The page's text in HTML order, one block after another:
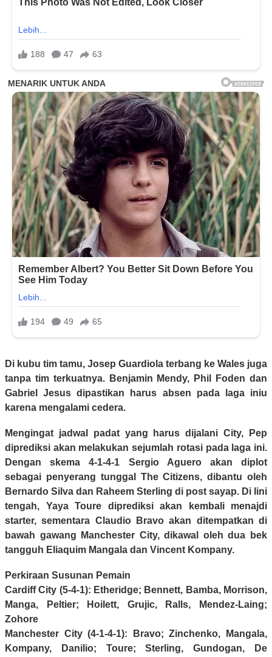
Di kubu tim tamu, Josep Guardiola terbang ke Wales juga
tanpa tim terkuatnya. Benjamin Mendy, Phil Foden dan
Gabriel Jesus dipastikan harus absen pada laga iniu
karena mengalami cedera.
Mengingat jadwal padat yang harus dijalani City, Pep
diprediksi akan melakukan sejumlah rotasi pada laga ini.
Dengan skema 4-1-4-1 Sergio Aguero akan diplot
sebagai penyerang tunggal The Citizens, dibantu oleh
Bernardo Silva dan Raheem Sterling di post sayap. Di lini
tengah, Yaya Toure diprediksi akan kembali menajdi
starter, sementara Claudio Bravo akan ditempatkan di
bawah gawang Manchester City, dikawal oleh dua bek
tangguh Eliaquim Mangala dan Vincent Kompany.
Perkiraan Susunan Pemain
Cardiff City (5-4-1): Etheridge; Bennett, Bamba, Morrison,
Manga, Peltier; Hoilett, Grujic, Ralls, Mendez-Laing;
Zohore
Manchester City (4-1-4-1): Bravo; Zinchenko, Mangala,
Kompany, Danilio; Toure; Sterling, Gundogan, De